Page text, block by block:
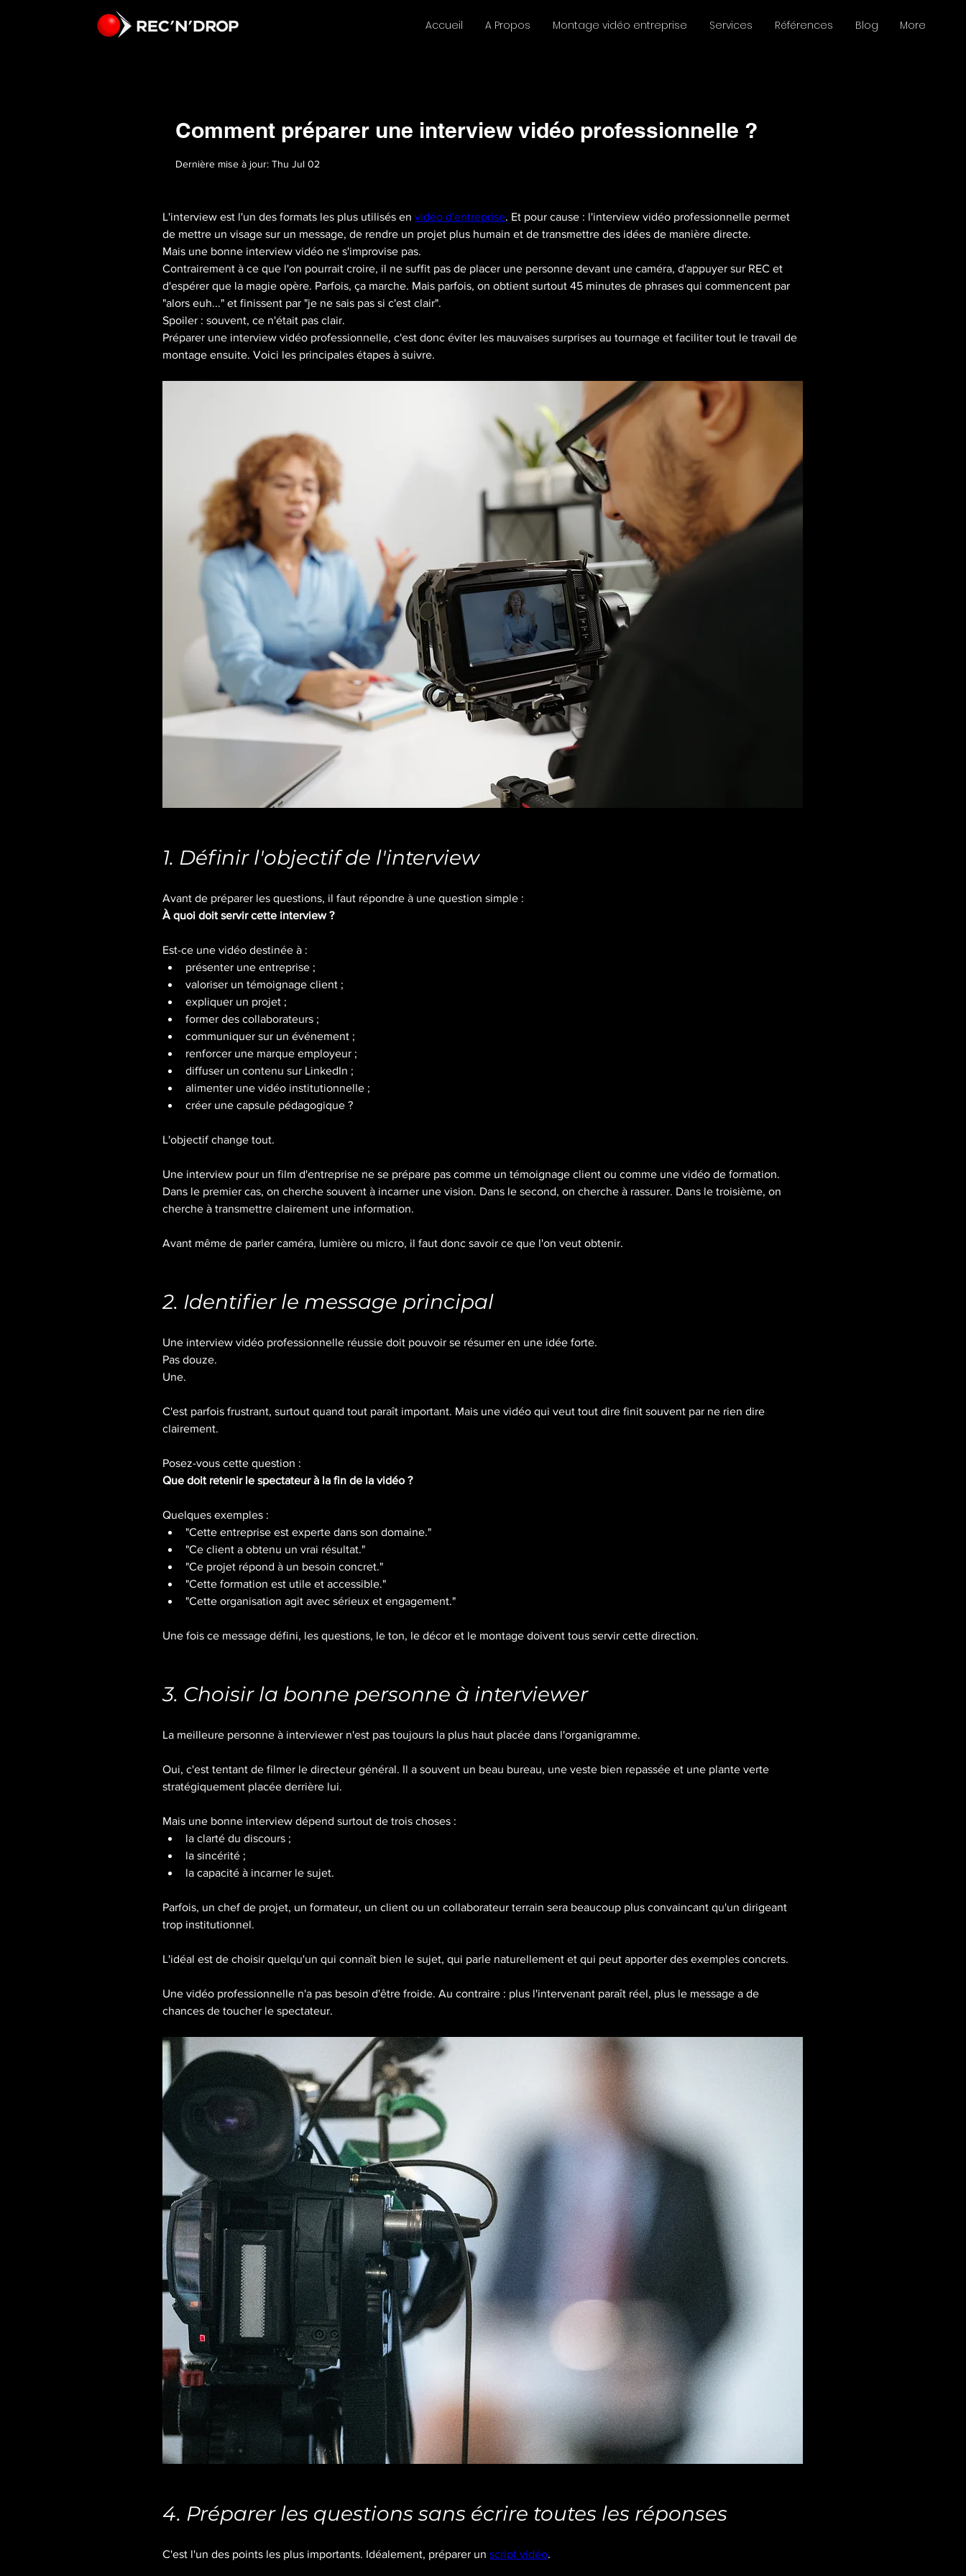
Accueil A Propos Montage vidéo entreprise Services Références Blog More
Comment préparer une interview vidéo professionnelle ?
Dernière mise à jour: Thu Jul 02
L'interview est l'un des formats les plus utilisés en vidéo d'entreprise. Et pour cause : l'interview vidéo professionnelle permet
de mettre un visage sur un message, de rendre un projet plus humain et de transmettre des idées de manière directe.
Mais une bonne interview vidéo ne s'improvise pas.
Contrairement à ce que l'on pourrait croire, il ne suffit pas de placer une personne devant une caméra, d'appuyer sur REC et
d'espérer que la magie opère. Parfois, ça marche. Mais parfois, on obtient surtout 45 minutes de phrases qui commencent par
"alors euh..." et finissent par "je ne sais pas si c'est clair".
Spoiler : souvent, ce n'était pas clair.
Préparer une interview vidéo professionnelle, c'est donc éviter les mauvaises surprises au tournage et faciliter tout le travail de
montage ensuite. Voici les principales étapes à suivre.
1. Définir l'objectif de l'interview
Avant de préparer les questions, il faut répondre à une question simple :
À quoi doit servir cette interview ?
Est-ce une vidéo destinée à :
présenter une entreprise ;
valoriser un témoignage client ;
expliquer un projet ;
former des collaborateurs ;
communiquer sur un événement ;
renforcer une marque employeur ;
diffuser un contenu sur LinkedIn ;
alimenter une vidéo institutionnelle ;
créer une capsule pédagogique ?
L'objectif change tout.
Une interview pour un film d'entreprise ne se prépare pas comme un témoignage client ou comme une vidéo de formation.
Dans le premier cas, on cherche souvent à incarner une vision. Dans le second, on cherche à rassurer. Dans le troisième, on
cherche à transmettre clairement une information.
Avant même de parler caméra, lumière ou micro, il faut donc savoir ce que l'on veut obtenir.
2. Identifier le message principal
Une interview vidéo professionnelle réussie doit pouvoir se résumer en une idée forte.
Pas douze.
Une.
C'est parfois frustrant, surtout quand tout paraît important. Mais une vidéo qui veut tout dire finit souvent par ne rien dire
clairement.
Posez-vous cette question :
Que doit retenir le spectateur à la fin de la vidéo ?
Quelques exemples :
"Cette entreprise est experte dans son domaine."
"Ce client a obtenu un vrai résultat."
"Ce projet répond à un besoin concret."
"Cette formation est utile et accessible."
"Cette organisation agit avec sérieux et engagement."
Une fois ce message défini, les questions, le ton, le décor et le montage doivent tous servir cette direction.
3. Choisir la bonne personne à interviewer
La meilleure personne à interviewer n'est pas toujours la plus haut placée dans l'organigramme.
Oui, c'est tentant de filmer le directeur général. Il a souvent un beau bureau, une veste bien repassée et une plante verte
stratégiquement placée derrière lui.
Mais une bonne interview dépend surtout de trois choses :
la clarté du discours ;
la sincérité ;
la capacité à incarner le sujet.
Parfois, un chef de projet, un formateur, un client ou un collaborateur terrain sera beaucoup plus convaincant qu'un dirigeant
trop institutionnel.
L'idéal est de choisir quelqu'un qui connaît bien le sujet, qui parle naturellement et qui peut apporter des exemples concrets.
Une vidéo professionnelle n'a pas besoin d'être froide. Au contraire : plus l'intervenant paraît réel, plus le message a de
chances de toucher le spectateur.
4. Préparer les questions sans écrire toutes les réponses
C'est l'un des points les plus importants. Idéalement, préparer un script vidéo.